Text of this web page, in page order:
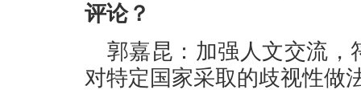
评论？
郭嘉昆：加强人文交流
对特定国家采取的歧视性做